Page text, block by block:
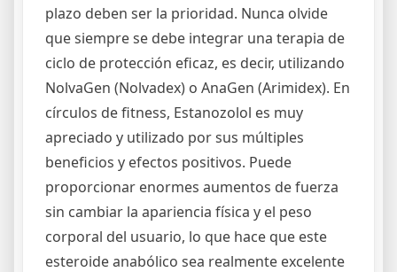
plazo deben ser la prioridad. Nunca olvide
que siempre se debe integrar una terapia de
ciclo de protección eficaz, es decir, utilizando
NolvaGen (Nolvadex) o AnaGen (Arimidex). En
círculos de fitness, Estanozolol es muy
apreciado y utilizado por sus múltiples
beneficios y efectos positivos. Puede
proporcionar enormes aumentos de fuerza
sin cambiar la apariencia física y el peso
corporal del usuario, lo que hace que este
esteroide anabólico sea realmente excelente